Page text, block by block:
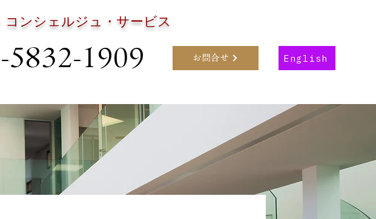
ンシェルジュ・サービス
1909 お問合せ English